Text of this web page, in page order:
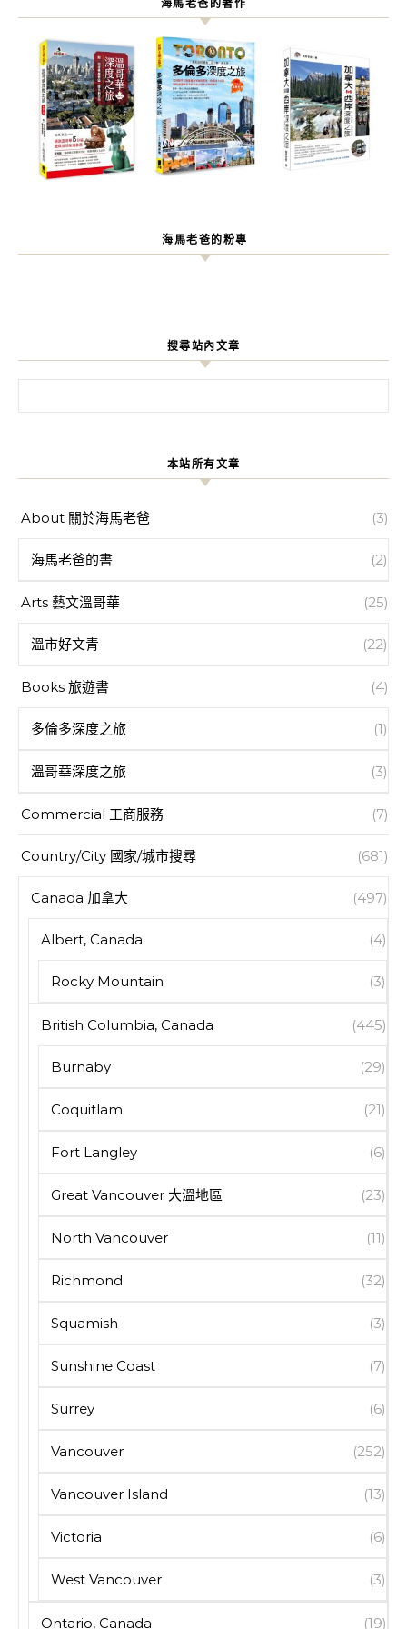
海馬老爸的著作
海馬老爸的粉專
搜尋站內文章
本站所有文章
About 關於海馬老爸 (3)
海馬老爸的書 (2)
Arts 藝文溫哥華 (25)
溫市好文青 (22)
Books 旅遊書 (4)
多倫多深度之旅 (1)
溫哥華深度之旅 (3)
Commercial 工商服務 (7)
Country/City 國家/城市搜尋 (681)
Canada 加拿大 (497)
Albert, Canada (4)
Rocky Mountain (3)
British Columbia, Canada (445)
Burnaby (29)
Coquitlam (21)
Fort Langley (6)
Great Vancouver 大溫地區 (23)
North Vancouver (11)
Richmond (32)
Squamish (3)
Sunshine Coast (7)
Surrey (6)
Vancouver (252)
Vancouver Island (13)
Victoria (6)
West Vancouver (3)
Ontario, Canada (19)